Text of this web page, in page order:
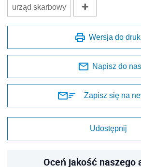
urząd skarbowy
Wersja do
Napisz do nas
Zapisz się na
Udostępnij
Oceń jakość naszego